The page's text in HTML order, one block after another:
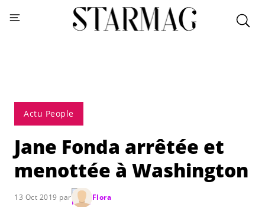
Actu People
Jane Fonda arrêtée et
menottée à Washington
13 Oct 2019 par Flora